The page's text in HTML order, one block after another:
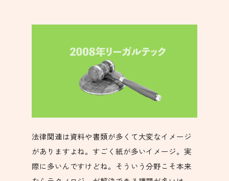
法律関連は資料や書類が多くて大変なイメージ
がありますよね。すごく紙が多いイメージ。実
際に多いんですけどね。そういう分野こそ本来